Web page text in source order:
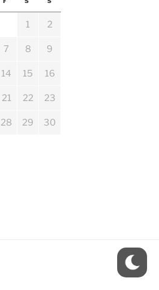
1 2
7 8 9
14 15 16
21 22 23
28 29 30